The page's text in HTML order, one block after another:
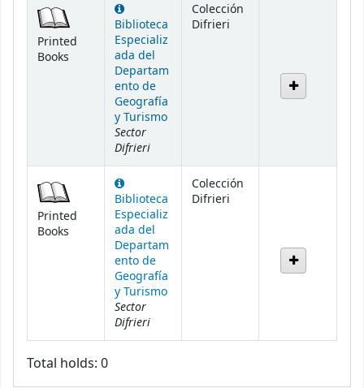
Printed
Books
Biblioteca
Especializ
ada del
Departam
ento de
Geografía
y Turismo
Sector
Difrieri
Colección
Difrieri
Printed
Books
Biblioteca
Especializ
ada del
Departam
ento de
Geografía
y Turismo
Sector
Difrieri
Colección
Difrieri
Total holds: 0